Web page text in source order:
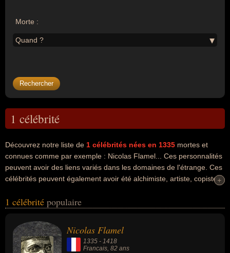
Morte :
Quand ?
1 célébrité
Découvrez notre liste de 1 célébrités nées en 1335 mortes et
connues comme par exemple : Nicolas Flamel... Ces personnalités
peuvent avoir des liens variés dans les domaines de l'étrange. Ces
célébrités peuvent également avoir été alchimiste, artiste, copiste
leurs morts, ils peuvent avoir été francais par exemple.
+
+
1 célébrité populaire
Nicolas Flamel
1335 - 1418
Francais, 82 ans